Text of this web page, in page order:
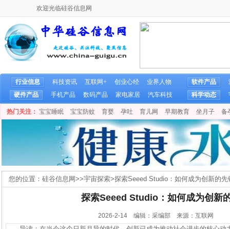
欢迎光临硅谷信息网
行业信息 科技资讯 互联网+ 创业心经
业界人物
硬件产品
手机产品 数码产品 家电家居 汽车科技
软件产品
科学动态
热门关注： 宝宝睡眠 宝宝防蚊 育婴 孕吐 育儿网 早期教育 坐月子 备
您的位置： 硅谷信息网>>宇宙探索>探索Seeed Studio：如何成为创新的先
探索Seeed Studio：如何成为创新
2026-2-14 编辑：采编部 来源：互联网